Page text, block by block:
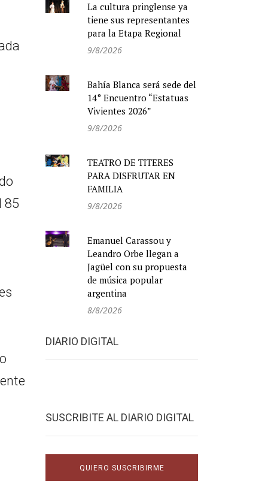
85
La cultura pringlense ya
tiene sus representantes
para la Etapa Regional
9/8/2026
Bahía Blanca será sede del
14° Encuentro “Estatuas
Vivientes 2026”
9/8/2026
TEATRO DE TITERES
PARA DISFRUTAR EN
FAMILIA
9/8/2026
Emanuel Carassou y
Leandro Orbe llegan a
Jagüel con su propuesta
de música popular
argentina
8/8/2026
DIARIO DIGITAL
SUSCRIBITE AL DIARIO DIGITAL
QUIERO SUSCRIBIRME